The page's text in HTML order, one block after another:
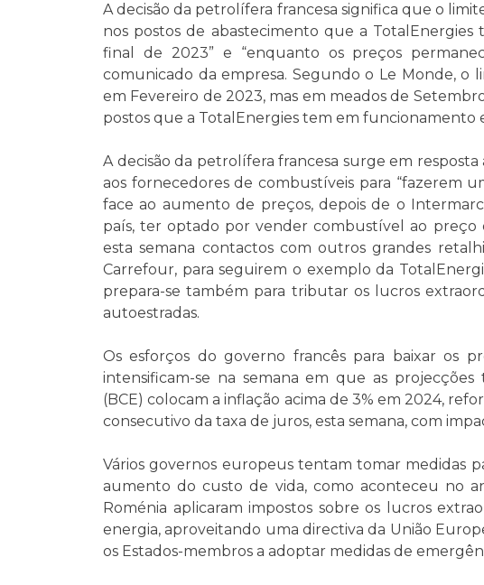
A decisão da petrolífera francesa significa que o
nos postos de abastecimento que a TotalEnergies
final de 2023” e “enquanto os preços
comunicado da empresa. Segundo o Le Monde, o
em Fevereiro de 2023, mas em meados de
postos que a TotalEnergies tem em funcionamento
A decisão da petrolífera francesa surge em
aos fornecedores de combustíveis para “fazerem
face ao aumento de preços, depois de o
país, ter optado por vender combustível ao preço
esta semana contactos com outros grandes
Carrefour, para seguirem o exemplo da
prepara-se também para tributar os lucros
autoestradas.
Os esforços do governo francês para baixar os
intensificam-se na semana em que as
(BCE) colocam a inflação acima de 3% em 2024,
consecutivo da taxa de juros, esta semana, com
Vários governos europeus tentam tomar medidas
aumento do custo de vida, como aconteceu no
Roménia aplicaram impostos sobre os lucros
energia, aproveitando uma directiva da União
os Estados-membros a adoptar medidas de